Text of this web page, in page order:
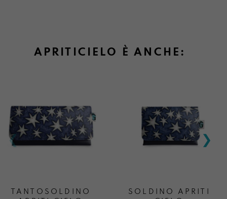
APRITICIELO È ANCHE:
TANTOSOLDINO
SOLDINO APRITI